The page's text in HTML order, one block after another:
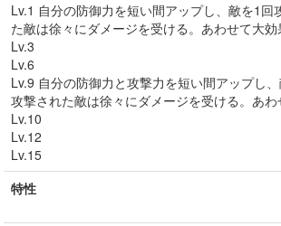
Lv.1 自分の防御力を短い間アップし、敵を1回
た敵は徐々にダメージを受ける。あわせて大効
Lv.3
Lv.6
Lv.9 自分の防御力と攻撃力を短い間アップし、
攻撃された敵は徐々にダメージを受ける。あ
Lv.10
Lv.12
Lv.15
特性